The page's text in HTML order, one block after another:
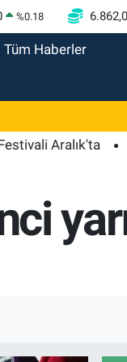
%0.18
Tüm Haberler
Aralık'ta 12:09